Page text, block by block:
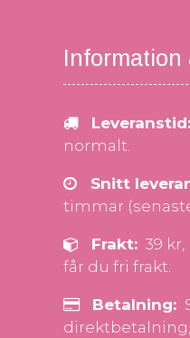
Information
Leveranstid:
normalt.
Snitt
timmar
Frakt: 39
får du fri frakt.
Betalning:
direktbetalning,